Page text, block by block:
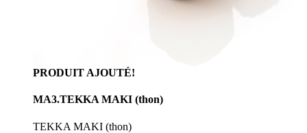
PRODUIT AJOUTÉ!
MA3.TEKKA MAKI (thon)
TEKKA MAKI (thon)